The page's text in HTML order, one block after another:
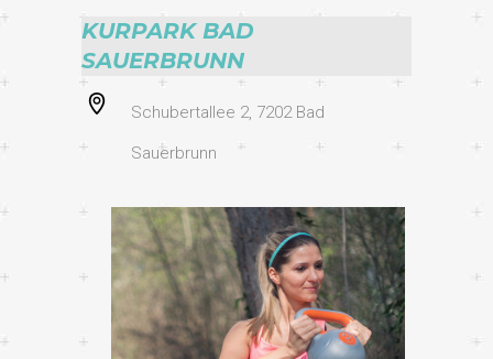
KURPARK BAD
SAUERBRUNN
Schubertallee 2, 7202 Bad
Sauerbrunn